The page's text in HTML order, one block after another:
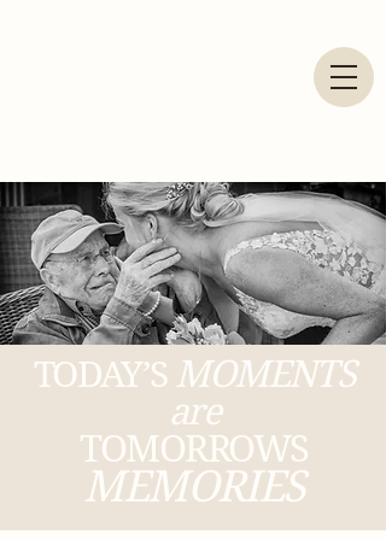
TODAY’S MOMENTS
are
TOMORROWS
MEMORIES